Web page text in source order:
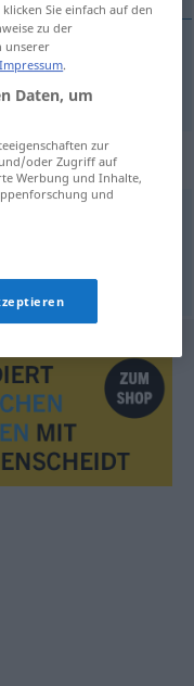
Sie einfach auf den
zu der
unserer
Impressum.
Daten, um
zur
oder Zugriff auf
Werbung und Inhalte,
und